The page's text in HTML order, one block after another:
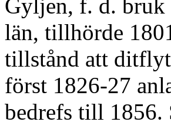
Gyljen, f. d.
län, tillhörde
tillstånd att
först 1826-27
bedrefs till 1856.